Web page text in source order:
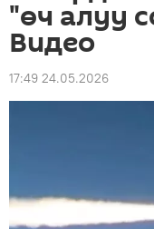
"өч алуу
Видео
17:49 24.05.2026